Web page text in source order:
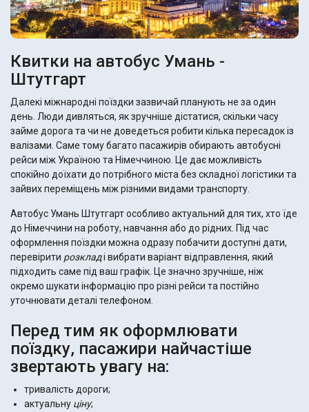
Квитки на автобус Умань -
Штутгарт
Далекі міжнародні поїздки зазвичай планують не за один
день. Люди дивляться, як зручніше дістатися, скільки часу
займе дорога та чи не доведеться робити кілька пересадок із
валізами. Саме тому багато пасажирів обирають автобусні
рейси між Україною та Німеччиною. Це дає можливість
спокійно доїхати до потрібного міста без складної логістики та
зайвих переміщень між різними видами транспорту.
Автобус Умань Штутгарт особливо актуальний для тих, хто їде
до Німеччини на роботу, навчання або до рідних. Під час
оформлення поїздки можна одразу побачити доступні дати,
перевірити розкладі вибрати варіант відправлення, який
підходить саме під ваш графік. Це значно зручніше, ніж
окремо шукати інформацію про різні рейси та постійно
уточнювати деталі телефоном.
Перед тим як оформлювати
поїздку, пасажири найчастіше
звертають увагу на:
тривалість дороги;
актуальну ціну;